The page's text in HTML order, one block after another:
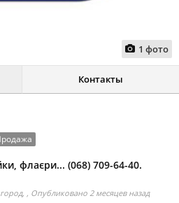
1 фото
Контакты
флаєри... (068) 709-64-40.
, Опубликовано 2 месяцев назад